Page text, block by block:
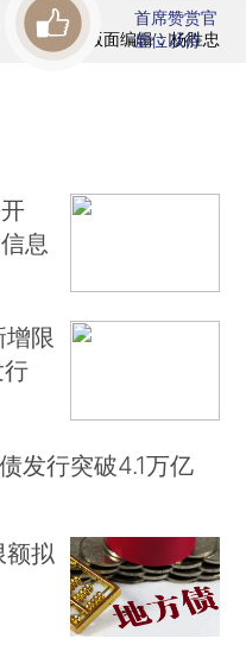
版面编辑：杨胜忠
首席赞赏官
虚位以待
息
限
发行突破4.1万亿
额拟